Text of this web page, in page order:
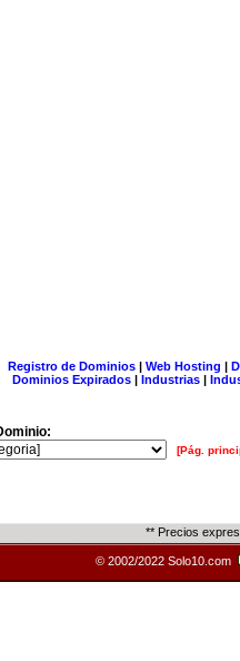
Registro de Dominios| Web Hosting |
Dominios Expirados | Industrias |
[Pág.
** Precios
© 2002/2022 Solo10.com